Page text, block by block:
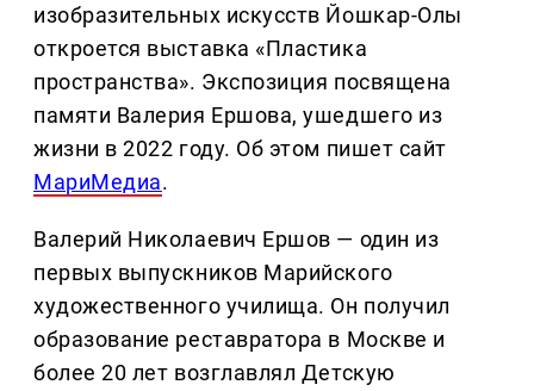
изобразительных искусств Йошкар-Олы
откроется выставка «Пластика
пространства». Экспозиция посвящена
памяти Валерия Ершова, ушедшего из
жизни в 2022 году. Об этом пишет сайт
МариМедиа.
Валерий Николаевич Ершов — один из
первых выпускников Марийского
художественного училища. Он получил
образование реставратора в Москве и
более 20 лет возглавлял Детскую